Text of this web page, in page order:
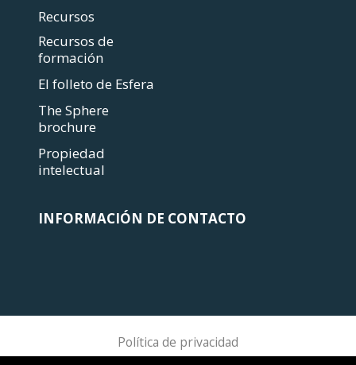
Recursos
Recursos de
formación
El folleto de Esfera
The Sphere
brochure
Propiedad
intelectual
INFORMACIÓN DE CONTACTO
Política de privacidad